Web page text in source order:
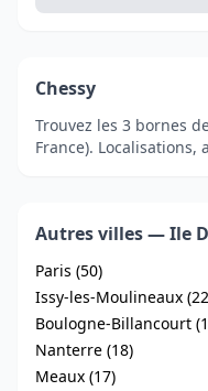
Chessy
Trouvez les 3 bornes
France). Localisations,
Autres villes — Ile
Paris (50)
Issy-les-Moulineaux
Boulogne-Billancourt
Nanterre (18)
Meaux (17)